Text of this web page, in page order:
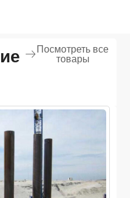
Посмотреть все
товары